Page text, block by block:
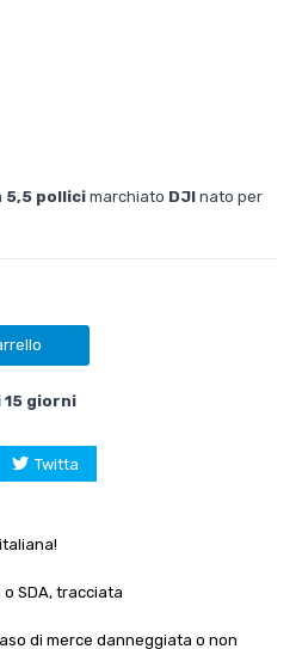
5,5 pollici marchiato DJI nato per
15 giorni
Twitta
SDA, tracciata
di merce danneggiata o non